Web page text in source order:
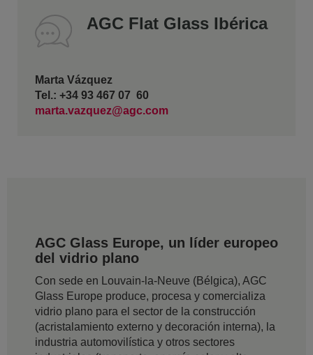
AGC Flat Glass Ibérica
Marta Vázquez
Tel.: +34 93 467 07 60
marta.vazquez@agc.com
AGC Glass Europe, un líder europeo
del vidrio plano
Con sede en Louvain-la-Neuve (Bélgica), AGC
Glass Europe produce, procesa y comercializa
vidrio plano para el sector de la construcción
(acristalamiento externo y decoración interna), la
industria automovilística y otros sectores